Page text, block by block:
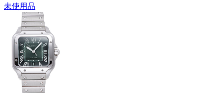
未使用品